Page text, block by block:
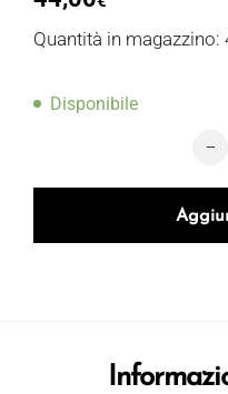
Quantità in magazzino:
Disponibile